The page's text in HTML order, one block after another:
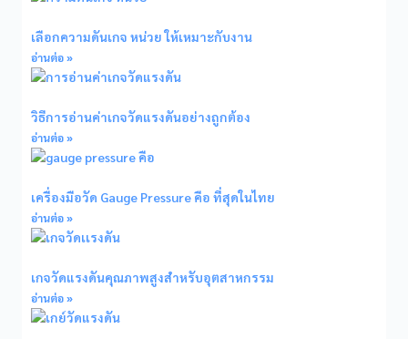
เลือกความดันเกจ หน่วย ให้เหมาะกับงาน
อ่านต่อ »
วิธีการอ่านค่าเกจวัดแรงดันอย่างถูกต้อง
อ่านต่อ »
เครื่องมือวัด Gauge Pressure คือ ที่สุดในไทย
อ่านต่อ »
เกจวัดแรงดันคุณภาพสูงสำหรับอุตสาหกรรม
อ่านต่อ »